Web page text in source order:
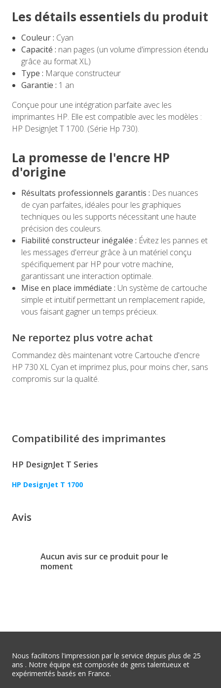
Les détails essentiels du produit
Couleur : Cyan
Capacité : nan pages (un volume d'impression étendu
grâce au format XL)
Type : Marque constructeur
Garantie : 1 an
Conçue pour une intégration parfaite avec les
imprimantes HP. Elle est compatible avec les modèles :
HP DesignJet T 1700. (Série Hp 730).
La promesse de l'encre HP
d'origine
Résultats professionnels garantis : Des nuances
de cyan parfaites, idéales pour les graphiques
techniques ou les supports nécessitant une haute
précision des couleurs.
Fiabilité constructeur inégalée : Évitez les pannes et
les messages d'erreur grâce à un matériel conçu
spécifiquement par HP pour votre machine,
garantissant une interaction optimale.
Mise en place immédiate : Un système de cartouche
simple et intuitif permettant un remplacement rapide,
vous faisant gagner un temps précieux.
Ne reportez plus votre achat
Commandez dès maintenant votre Cartouche d'encre
HP 730 XL Cyan et imprimez plus, pour moins cher, sans
compromis sur la qualité.
Compatibilité des imprimantes
HP DesignJet T Series
HP DesignJet T 1700
Avis
Aucun avis sur ce produit pour le
moment
Nous facilitons l'impression par le service depuis plus de 25
ans . Notre équipe est composée de gens talentueux et
expérimentés basés en France.